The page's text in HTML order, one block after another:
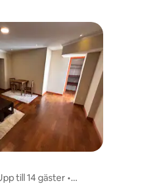
till 14 gäster •